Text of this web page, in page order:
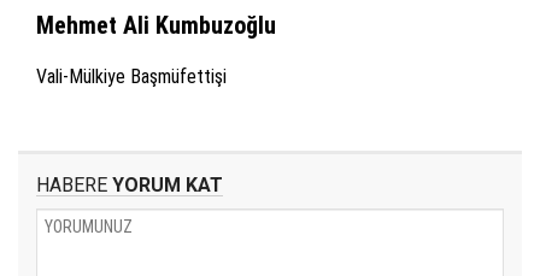
Mehmet Ali Kumbuzoğlu
Vali-Mülkiye Başmüfettişi
HABERE YORUM KAT